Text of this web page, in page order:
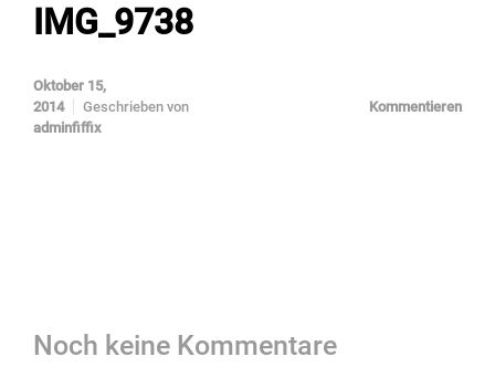
IMG_9738
Oktober 15,
2014
Geschrieben von
adminfiffix
Kommentieren
Noch keine Kommentare